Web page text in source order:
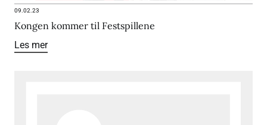
09.02.23
Kongen kommer til Festspillene
Les mer